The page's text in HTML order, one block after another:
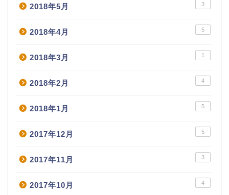
2018年5月 3
2018年4月 5
2018年3月 1
2018年2月 4
2018年1月 5
2017年12月 5
2017年11月 3
2017年10月 4